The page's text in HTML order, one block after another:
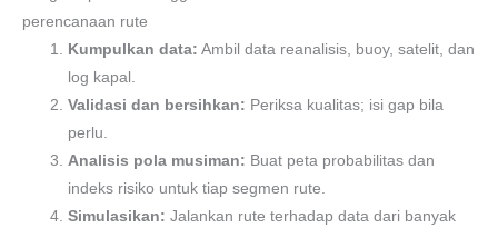
perencanaan rute
Kumpulkan data: Ambil data reanalisis, buoy, satelit, dan
log kapal.
Validasi dan bersihkan: Periksa kualitas; isi gap bila
perlu.
Analisis pola musiman: Buat peta probabilitas dan
indeks risiko untuk tiap segmen rute.
Simulasikan: Jalankan rute terhadap data dari banyak